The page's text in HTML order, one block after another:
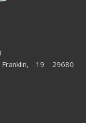
19 29680